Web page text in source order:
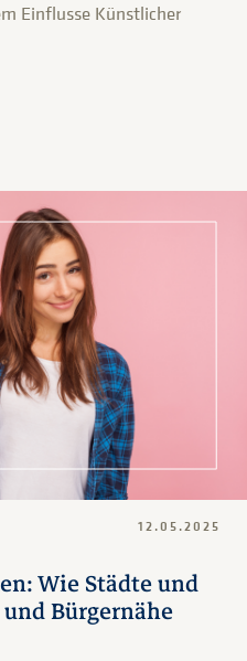
Einflusse Künstlicher
Wie Städte und
Bürgernähe
12.05.2025